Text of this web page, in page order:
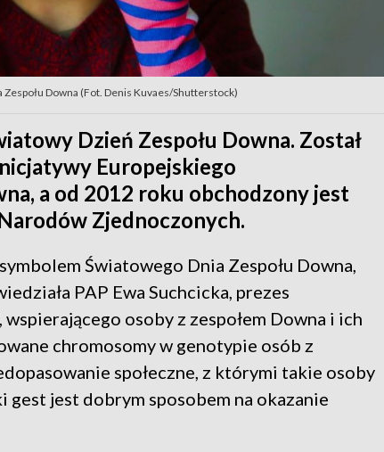
Downa (Fot. Denis Kuvaes/Shutterstock)
Dzień Zespołu Downa. Został
Europejskiego
a od 2012 roku obchodzony jest
Zjednoczonych.
Światowego Dnia Zespołu Downa,
PAP Ewa Suchcicka, prezes
osoby z zespołem Downa i ich
chromosomy w genotypie osób z
społeczne, z którymi takie osoby
gest jest dobrym sposobem na okazanie